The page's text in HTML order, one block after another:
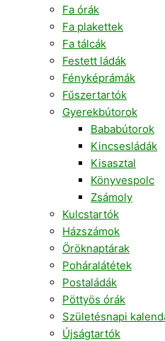
Fa órák
Fa plakettek
Fa tálcák
Festett ládák
Fényképrámák
Fűszertartók
Gyerekbútorok
Bababútorok
Kincsesládák
Kisasztal
Könyvespolc
Zsámoly
Kulcstartók
Házszámok
Öröknaptárak
Poháralátétek
Postaládák
Pöttyös órák
Születésnapi
Újságtartók